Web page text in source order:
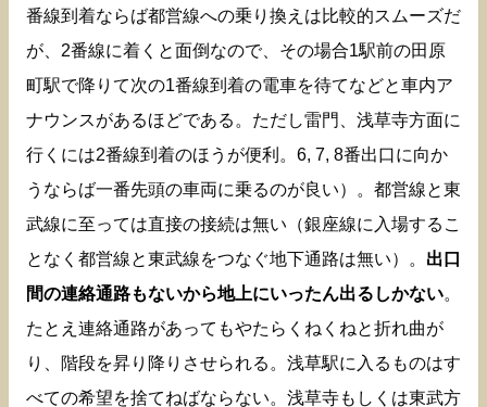
番線到着ならば都営線への乗り換えは比較的スムーズだ
が、2番線に着くと面倒なので、その場合1駅前の田原
町駅で降りて次の1番線到着の電車を待てなどと車内ア
ナウンスがあるほどである。ただし雷門、浅草寺方面に
行くには2番線到着のほうが便利。6, 7, 8番出口に向か
うならば一番先頭の車両に乗るのが良い）。都営線と東
武線に至っては直接の接続は無い（銀座線に入場するこ
となく都営線と東武線をつなぐ地下通路は無い）。 出口
間の連絡通路もないから地上にいったん出るしかない。
たとえ連絡通路があってもやたらくねくねと折れ曲が
り、階段を昇り降りさせられる。浅草駅に入るものはす
べての希望を捨てねばならない。浅草寺もしくは東武方